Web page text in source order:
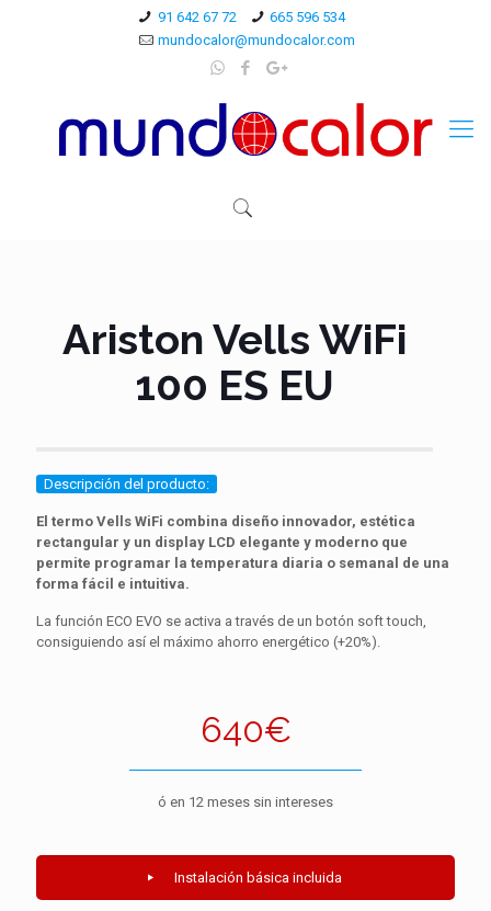
91 642 67 72
665 596 534
mundocalor@mundocalor.com
Ariston Vells WiFi
100 ES EU
Descripción del producto:
El termo Vells WiFi combina diseño innovador, estética
rectangular y un display LCD elegante y moderno que
permite programar la temperatura diaria o semanal de una
forma fácil e intuitiva.
La función ECO EVO se activa a través de un botón soft touch,
consiguiendo así el máximo ahorro energético (+20%).
640€
ó en 12 meses sin intereses
Instalación básica incluida